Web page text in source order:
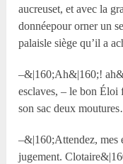
aucreuset, et avec la
donnéepour orner un
palaisle siège qu’il a
–&|160;Ah&|160;!
esclaves, – le bon Éloi
son sac deux
–&|160;Attendez, mes
jugement.